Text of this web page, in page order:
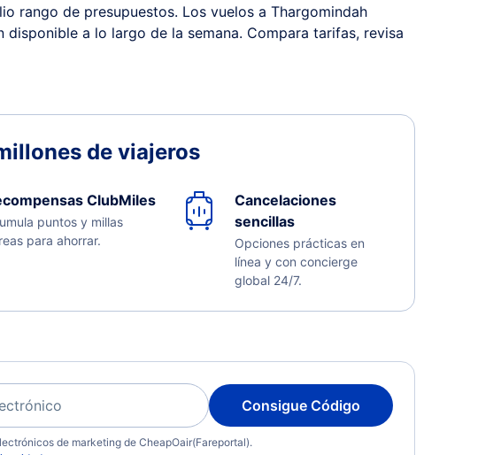
rango de presupuestos. Los vuelos a Thargomindah
a lo largo de la semana. Compara tarifas, revisa
de viajeros
ClubMiles
puntos y millas
para ahorrar.
Cancelaciones
sencillas
Opciones prácticas en
línea y con concierge
global 24/7.
Consigue Código
de marketing de CheapOair(Fareportal).